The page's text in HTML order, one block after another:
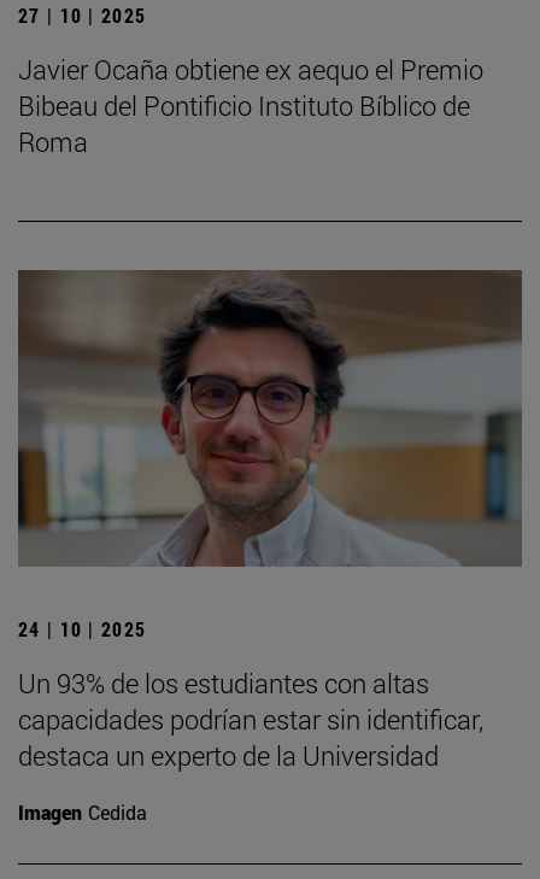
27 | 10 | 2025
Javier Ocaña obtiene ex aequo el Premio
Bibeau del Pontificio Instituto Bíblico de
Roma
24 | 10 | 2025
Un 93% de los estudiantes con altas
capacidades podrían estar sin identificar,
destaca un experto de la Universidad
Imagen Cedida